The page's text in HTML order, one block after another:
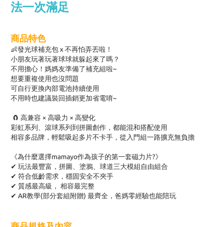
法一次滿足
商品特色
👶發光球補充包 x 不再怕弄丟啦！
小朋友玩著玩著球球就躲起來了嗎？
不用擔心！媽媽友準備了補充組啦~
想要重複使用也沒問題
可自行更換內部電池持續使用
不用時也建議裝回插銷更加省電唷~
🧲 高兼容 × 高吸力 × 高變化
彩虹系列、滾球系列到拼圖創作，都能混和搭配使用
相容多品牌，輕鬆吸起多片不卡手，從入門組一路擴充無負擔
《為什麼選擇mamayo作為孩子的第一套磁力片?》
✔ 玩法最豐富，拼圖、塗鴉、球道三大模組自由組合
✔ 符合低齡需求，穩固安全不夾手
✔ 質感最高級， 相容最完整
✔ AR教學(部分套組附贈) 最齊全，爸媽零經驗也能陪玩